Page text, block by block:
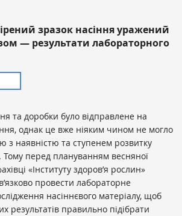
зразок насіння уражений
— результати лабораторного
та доробки було відправлене на
однак це вже ніяким чином не могло
з наявністю та ступенем розвитку
Тому перед плануванням весняної
«Інституту здоров’я рослин»
провести лабораторне
насіннєвого матеріалу, щоб
результатів правильно підібрати